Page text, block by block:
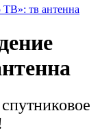
ТВ»: тв антенна